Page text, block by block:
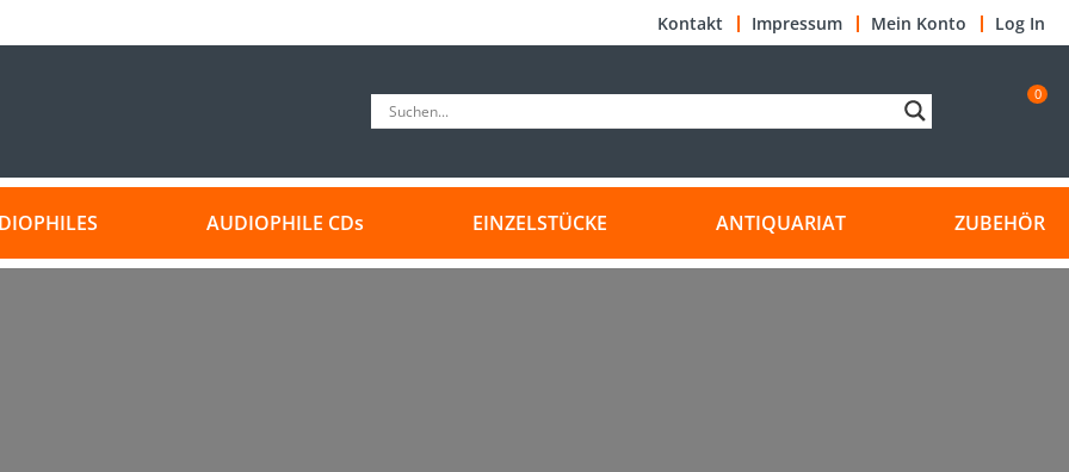
Kontakt Impressum Mein Konto Log In
0
AUDIOPHILE CDs EINZELSTÜCKE ANTIQUARIAT ZUBEHÖR